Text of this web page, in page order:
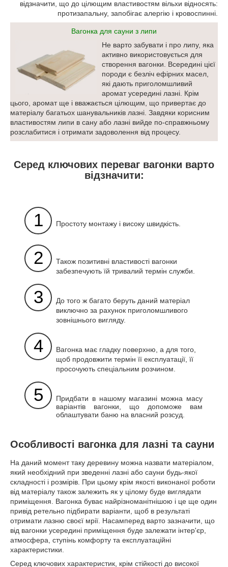
відзначити, що до цілющим властивостям вільхи відносять:
протизапальну, запобігає алергію і кровоспинні.
Вагонка для сауни з липи
Не варто забувати і про липу, яка
активно використовується для
створення вагонки. Всередині цієї
породи є безліч ефірних масел,
які дають приголомшливий
аромат усередині лазні. Крім
цього, аромат ще і вважається цілющим, що привертає до
матеріалу багатьох шанувальників лазні. Завдяки корисним
властивостям липи в сану або лазні вийде по-справжньому
розслабитися і отримати задоволення від процесу.
Серед ключових переваг вагонки варто
відзначити:
1 Простоту монтажу і високу швидкість.
2
Також позитивні властивості вагонки
забезпечують їй тривалий термін служби.
3
До того ж багато беруть даний матеріал
виключно за рахунок приголомшливого
зовнішнього вигляду.
4
Вагонка має гладку поверхню, а для того,
щоб продовжити термін її експлуатації, її
просочують спеціальним розчином.
5
Придбати в нашому магазині можна масу
варіантів вагонки, що допоможе вам
облаштувати баню на власний розсуд.
Особливості вагонка для лазні та сауни
На даний момент таку деревину можна назвати матеріалом,
який необхідний при зведенні лазні або сауни будь-якої
складності і розмірів. При цьому крім якості виконаної роботи
від матеріалу також залежить як у цілому буде виглядати
приміщення. Вагонка буває найрізноманітнішою і це ще один
привід ретельно підбирати варіанти, щоб в результаті
отримати лазню своєї мрії. Насамперед варто зазначити, що
від вагонки усередині приміщення буде залежати інтер'єр,
атмосфера, ступінь комфорту та експлуатаційні
характеристики.
Серед ключових характеристик, крім стійкості до високої